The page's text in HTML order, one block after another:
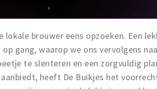
brouwer eens opzoeken. Een
gang, waarop we ons vervolgens
te slenteren en een zorgvuldig
heeft De Buikjes het